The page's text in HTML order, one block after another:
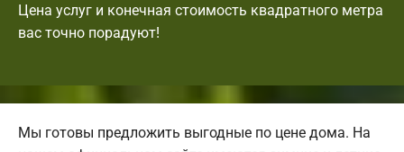
Цена услуг и конечная стоимость квадратного метра
вас точно порадуют!
Мы готовы предложить выгодные по цене дома. На